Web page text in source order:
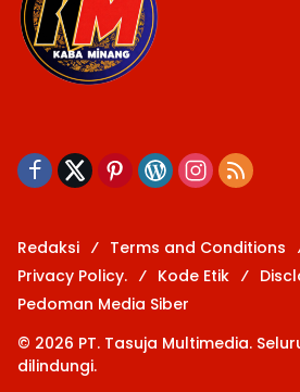
Redaksi Terms and Conditions
Privacy Policy.
Kode Etik
Pedoman Media Siber
© 2026 PT. Tasuja Multimedia.
dilindungi.